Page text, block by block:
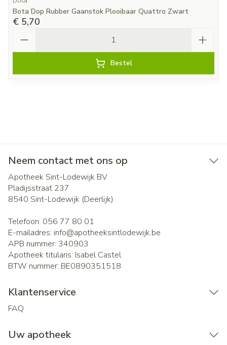
Bota Dop Rubber Gaanstok Plooibaar Quattro Zwart
€ 5,70
Bestel
Neem contact met ons op
Apotheek Sint-Lodewijk BV
Pladijsstraat 237
8540 Sint-Lodewijk (Deerlijk)
Telefoon: 056 77 80 01
E-mailadres: info@apotheeksintlodewijk.be
APB nummer: 340903
Apotheek titularis: Isabel Castel
BTW nummer: BE0890351518
Klantenservice
FAQ
Uw apotheek